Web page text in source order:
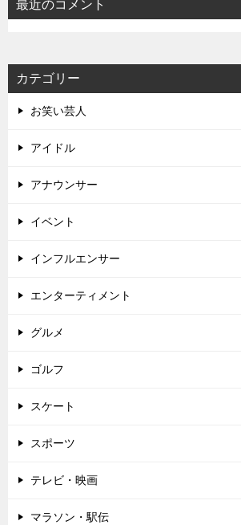
最近のコメント
カテゴリー
お笑い芸人
アイドル
アナウンサー
イベント
インフルエンサー
エンターティメント
グルメ
ゴルフ
スケート
スポーツ
テレビ・映画
マラソン・駅伝